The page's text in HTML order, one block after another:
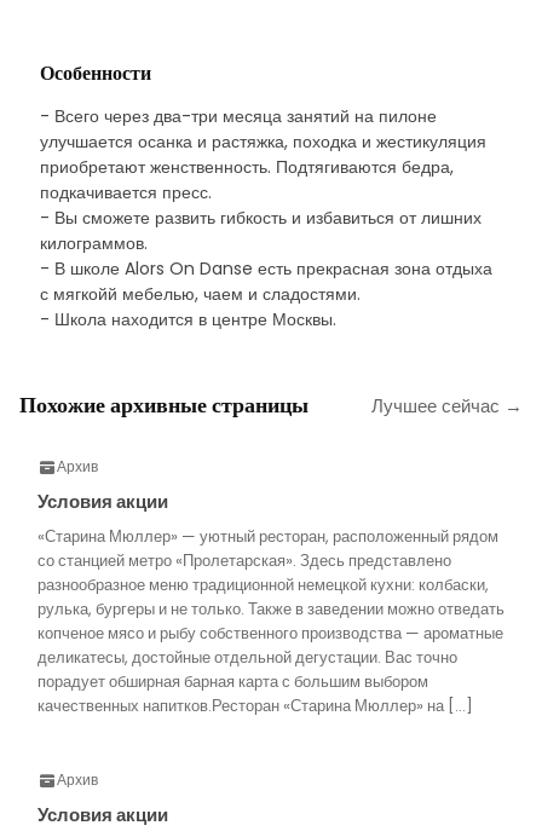
Особенности
- Всего через два-три месяца занятий на пилоне
улучшается осанка и растяжка, походка и жестикуляция
приобретают женственность. Подтягиваются бедра,
подкачивается пресс.
- Вы сможете развить гибкость и избавиться от лишних
килограммов.
- В школе Alors On Danse есть прекрасная зона отдыха
с мягкойй мебелью, чаем и сладостями.
- Школа находится в центре Москвы.
Похожие архивные страницы Лучшее сейчас →
Архив
Условия акции
«Старина Мюллер» — уютный ресторан, расположенный рядом
со станцией метро «Пролетарская». Здесь представлено
разнообразное меню традиционной немецкой кухни: колбаски,
рулька, бургеры и не только. Также в заведении можно отведать
копченое мясо и рыбу собственного производства — ароматные
деликатесы, достойные отдельной дегустации. Вас точно
порадует обширная барная карта с большим выбором
качественных напитков.Ресторан «Старина Мюллер» на […]
Архив
Условия акции